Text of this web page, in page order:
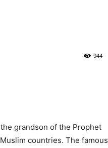
944
grandson of the Prophet
countries. The famous